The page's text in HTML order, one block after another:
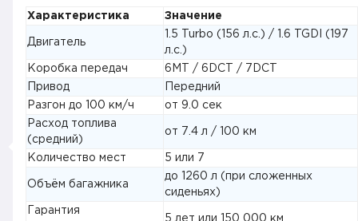
Характеристика Значение
Двигатель
1.5 Turbo (156 л.с.) / 1.6 TGDI (197
л.с.)
Коробка передач
6MT / 6DCT / 7DCT
Привод
Передний
Разгон до 100 км/ч
от 9.0 сек
Расход топлива
(средний)
от 7.4 л / 100 км
Количество мест 5 или 7
Объём багажника
до 1260 л (при сложенных
сиденьях)
Гарантия
5 лет или 150 000 км